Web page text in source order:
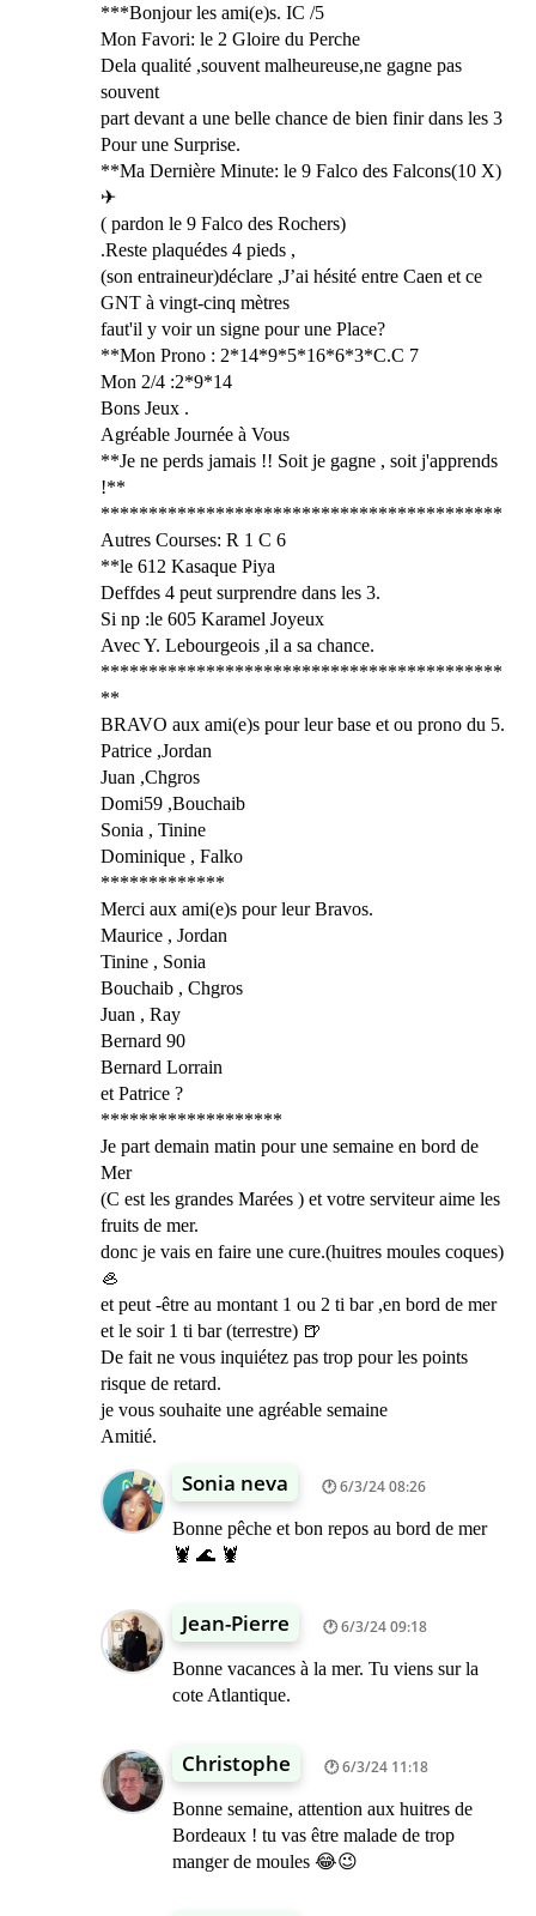
***Bonjour les ami(e)s. IC /5
Mon Favori: le 2 Gloire du Perche
Dela qualité ,souvent malheureuse,ne gagne pas
souvent
part devant a une belle chance de bien finir dans les 3
Pour une Surprise.
**Ma Dernière Minute: le 9 Falco des Falcons(10 X)
✈
( pardon le 9 Falco des Rochers)
.Reste plaquédes 4 pieds ,
(son entraineur)déclare ,J’ai hésité entre Caen et ce
GNT à vingt-cinq mètres
faut'il y voir un signe pour une Place?
**Mon Prono : 2*14*9*5*16*6*3*C.C 7
Mon 2/4 :2*9*14
Bons Jeux .
Agréable Journée à Vous
**Je ne perds jamais !! Soit je gagne , soit j'apprends
!**
******************************************
Autres Courses: R 1 C 6
**le 612 Kasaque Piya
Deffdes 4 peut surprendre dans les 3.
Si np :le 605 Karamel Joyeux
Avec Y. Lebourgeois ,il a sa chance.
******************************************
**
BRAVO aux ami(e)s pour leur base et ou prono du 5.
Patrice ,Jordan
Juan ,Chgros
Domi59 ,Bouchaib
Sonia , Tinine
Dominique , Falko
*************
Merci aux ami(e)s pour leur Bravos.
Maurice , Jordan
Tinine , Sonia
Bouchaib , Chgros
Juan , Ray
Bernard 90
Bernard Lorrain
et Patrice ?
*******************
Je part demain matin pour une semaine en bord de
Mer
(C est les grandes Marées ) et votre serviteur aime les
fruits de mer.
donc je vais en faire une cure.(huitres moules coques)
🦪
et peut -être au montant 1 ou 2 ti bar ,en bord de mer
et le soir 1 ti bar (terrestre) 🍺
De fait ne vous inquiétez pas trop pour les points
risque de retard.
je vous souhaite une agréable semaine
Amitié.
Sonia neva 6/3/24 08:26
Bonne pêche et bon repos au bord de mer
🦞 🌊 🦞
Jean-Pierre 6/3/24 09:18
Bonne vacances à la mer. Tu viens sur la
cote Atlantique.
Christophe 6/3/24 11:18
Bonne semaine, attention aux huitres de
Bordeaux ! tu vas être malade de trop
manger de moules 😂😉